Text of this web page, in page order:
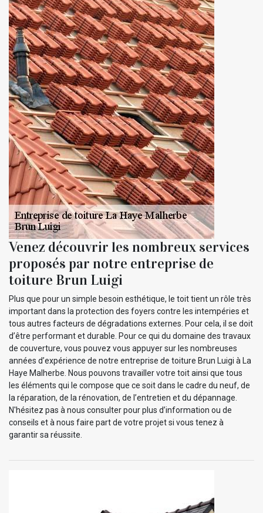
Venez découvrir les nombreux services
proposés par notre entreprise de
toiture Brun Luigi
Plus que pour un simple besoin esthétique, le toit tient un rôle très
important dans la protection des foyers contre les intempéries et
tous autres facteurs de dégradations externes. Pour cela, il se doit
d’être performant et durable. Pour ce qui du domaine des travaux
de couverture, vous pouvez vous appuyer sur les nombreuses
années d’expérience de notre entreprise de toiture Brun Luigi à La
Haye Malherbe. Nous pouvons travailler votre toit ainsi que tous
les éléments qui le compose que ce soit dans le cadre du neuf, de
la réparation, de la rénovation, de l’entretien et du dépannage.
N'hésitez pas à nous consulter pour plus d’information ou de
conseils et à nous faire part de votre projet si vous tenez à
garantir sa réussite.